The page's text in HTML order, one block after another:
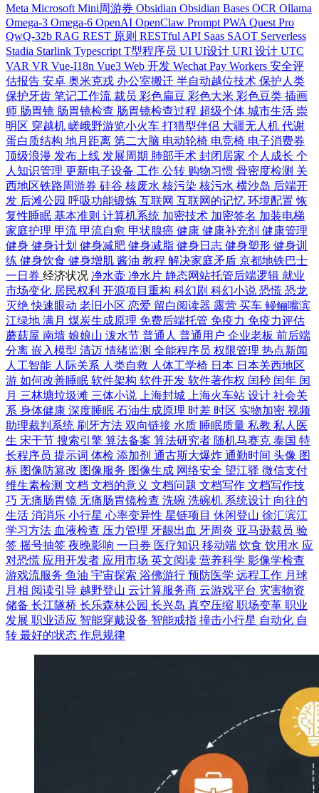
Meta Microsoft Mini周游券 Obsidian Obsidian Bases OCR Ollama
Omega-3 Omega-6 OpenAI OpenClaw Prompt PWA Quest Pro
QwQ-32b RAG REST 原则 RESTful API Saas SAOT Serverless
Stadia Starlink Typescript T型程序员 UI UI设计 URI 设计 UTC
VAR VR Vue-I18n Vue3 Web 开发 Wechat Pay Workers 安全评
估报告 安卓 奥米克戎 办公室搬迁 半自动越位技术 保护人类
保护牙齿 笔记工作流 裁员 彩色扁豆 彩色大米 彩色豆类 插画
师 肠胃镜 肠胃镜检查 肠胃镜检查过程 超级个体 城市生活 崇
明区 穿越机 嵯峨野游览小火车 打猎型伴侣 大疆无人机 代谢
蛋白质结构 地月距离 第二大脑 电动轮椅 电竞椅 电子消费券
顶级浪漫 发布上线 发展周期 肺部手术 封闭居家 个人成长 个
人知识管理 更新电子设备 工作 公转 购物习惯 骨密度检测 关
西地区铁路周游券 硅谷 核废水 核污染 核污水 横沙岛 后端开
发 后滩公园 呼吸功能锻炼 互联网 互联网的记忆 环境配置恢
复性睡眠 基本准则 计算机系统 加密技术 加密签名 加装电梯
家庭护理 甲流 甲流自愈 甲状腺癌 健康 健康补充剂 健康管理
健身 健身计划 健身减肥 健身减脂 健身日志 健身塑形 健身训
练 健身饮食 健身增肌 酱油 教程 解决家庭矛盾 京都地铁巴士
一日券 经济状况 净水壶 净水片 静态网站托管后端逻辑 就业
市场变化 居民权利 开源项目重构 科幻剧 科幻小说 恐慌 恐龙
灭绝快速眼动 老旧小区 恋爱 留白阅读器 露营 买车 鳗鲡嘴滨
江绿地 满月 煤炭生成原理 免费后端托管 免疫力 免疫力评估
蘑菇屋 南墙 娘娘山 泼水节 普通人 普通用户 企业老板 前后端
分离 嵌入模型 清迈情绪监测 全能程序员 权限管理 热点新闻
人工智能 人际关系 人类自救 人体工学椅 日本 日本关西地区
游 如何改善睡眠 软件架构 软件开发 软件著作权 闰秒 闰年 闰
月 三林塘垃圾滩 三体小说 上海封城 上海火车站 设计 社会关
系 身体健康 深度睡眠 石油生成原理 时差 时区 实物加密 视频
助理裁判系统 刷牙方法 双向链接 水质 睡眠质量 私教 私人医
生 宋干节 搜索引擎 算法备案 算法研究者 随机马赛克 泰国 特
长程序员 提示词 体检 添加剂 通古斯大爆炸 通勤时间 头像 图
标 图像防篡改 图像服务 图像生成 网络安全 望江驿 微信支付
维生素检测 文档 文档的意义 文档问题 文档写作 文档写作技
巧 无痛肠胃镜 无痛肠胃镜检查 洗碗 洗碗机 系统设计 向往的
生活 消消乐 小行星 心率变异性 星链项目 休闲登山 徐汇滨江
学习方法 血液检查 压力管理 牙龈出血 牙周炎 亚马逊裁员 验
签 摇号抽签 夜晚影响 一日券 医疗知识 移动端 饮食 饮用水 应
对恐慌 应用开发者 应用市场 英文阅读 营养科学 影像学检查
游戏流服务 鱼油 宇宙探索 浴佛游行 预防医学 远程工作 月球
月相 阅读引导 越野登山 云计算服务商 云游戏平台 灾害物资
储备 长江隧桥 长乐森林公园 长兴岛 真空压缩 职场变革 职业
发展 职业适应 智能穿戴设备 智能戒指 撞击小行星 自动化 自
转 最好的状态 作息规律